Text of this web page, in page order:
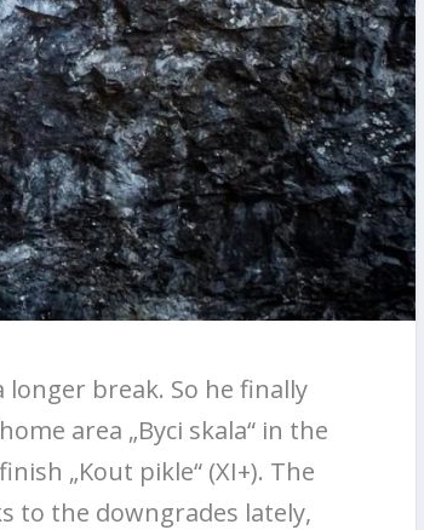
break. So he finally
area „Byci skala“ in the
„Kout pikle“ (XI+). The
to the downgrades lately,